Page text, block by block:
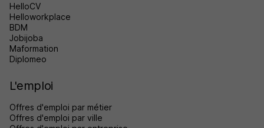
HelloCV
Helloworkplace
BDM
Jobijoba
Maformation
Diplomeo
L'emploi
Offres d'emploi par métier
Offres d'emploi par ville